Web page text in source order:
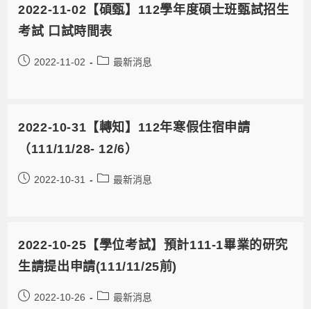
2022-11-02【碩甄】112學年度碩士班甄試招生
考試 口試時間表
2022-11-02 最新消息
2022-10-31【轉知】112年寒假住宿申請
（111/11/28- 12/6）
2022-10-31 最新消息
2022-10-25【學位考試】預計111-1畢業的研究
生請提出申請(111/11/25前)
2022-10-26 最新消息